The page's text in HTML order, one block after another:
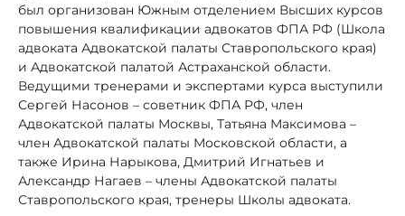
был организован Южным отделением Высших курсов
повышения квалификации адвокатов ФПА РФ (Школа
адвоката Адвокатской палаты Ставропольского края)
и Адвокатской палатой Астраханской области.
Ведущими тренерами и экспертами курса выступили
Сергей Насонов – советник ФПА РФ, член
Адвокатской палаты Москвы, Татьяна Максимова –
член Адвокатской палаты Московской области, а
также Ирина Нарыкова, Дмитрий Игнатьев и
Александр Нагаев – члены Адвокатской палаты
Ставропольского края, тренеры Школы адвоката.